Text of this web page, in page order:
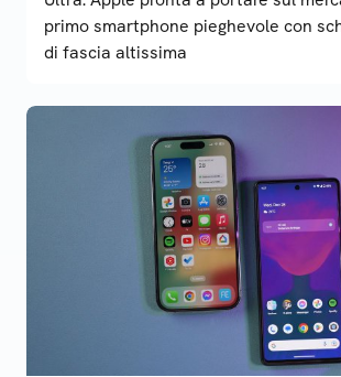
primo smartphone pieghevole con
di fascia altissima